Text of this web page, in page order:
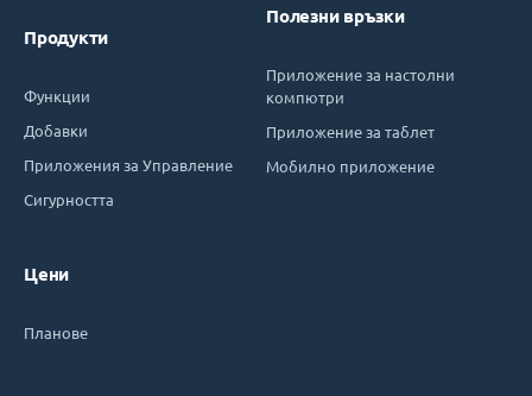
Продукти
Функции
Добавки
Приложения за Управление
Сигурността
Цени
Планове
Полезни връзки
Приложение за настолни
компютри
Приложение за таблет
Мобилно приложение